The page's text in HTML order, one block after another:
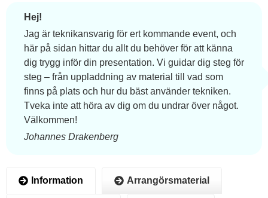
Hej!
Jag är teknikansvarig för ert kommande event, och
här på sidan hittar du allt du behöver för att känna
dig trygg inför din presentation. Vi guidar dig steg för
steg – från uppladdning av material till vad som
finns på plats och hur du bäst använder tekniken.
Tveka inte att höra av dig om du undrar över något.
Välkommen!
Johannes Drakenberg
Information Arrangörsmaterial